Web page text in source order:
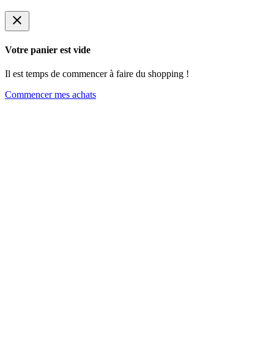
close
Votre panier est vide
Il est temps de commencer à faire du shopping !
Commencer mes achats